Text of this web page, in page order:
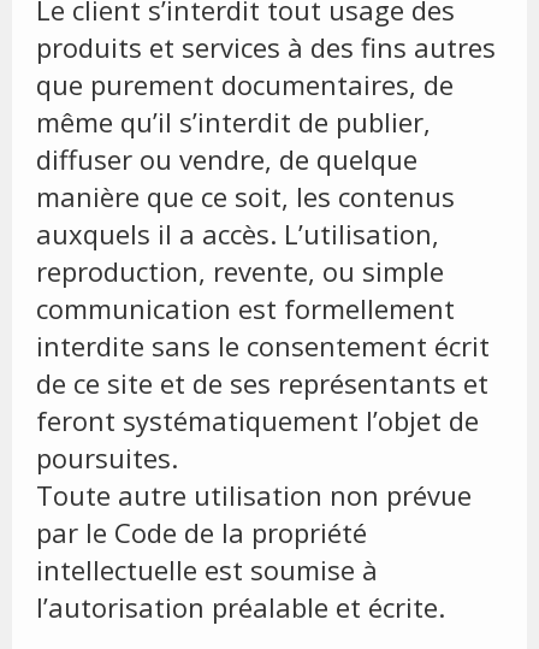
Le client s’interdit tout usage des
produits et services à des fins autres
que purement documentaires, de
même qu’il s’interdit de publier,
diffuser ou vendre, de quelque
manière que ce soit, les contenus
auxquels il a accès. L’utilisation,
reproduction, revente, ou simple
communication est formellement
interdite sans le consentement écrit
de ce site et de ses représentants et
feront systématiquement l’objet de
poursuites.
Toute autre utilisation non prévue
par le Code de la propriété
intellectuelle est soumise à
l’autorisation préalable et écrite.